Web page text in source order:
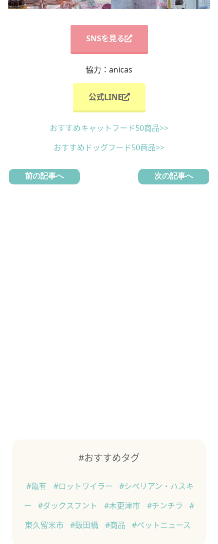
SNSを見る
協力：anicas
公式LINE
おすすめキャットフード50商品>>
おすすめドッグフード50商品>>
前の記事へ 次の記事へ
#おすすめタグ
#亀有 #ロットワイラー
#シベリアン・ハスキ
ー
#ダックスフント #木更津市 #チンチラ
#
東久留米市
#飯田橋 #商品 #ペットニュース